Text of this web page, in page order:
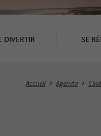
DIVERTIR SE
Accueil Agenda